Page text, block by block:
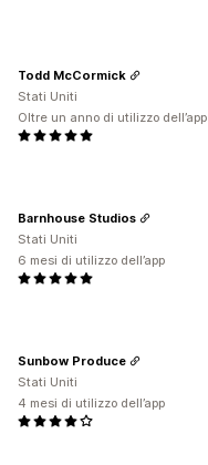
Todd McCormick
Stati Uniti
Oltre un anno di utilizzo dell’app
Barnhouse Studios
Stati Uniti
6 mesi di utilizzo dell’app
Sunbow Produce
Stati Uniti
4 mesi di utilizzo dell’app